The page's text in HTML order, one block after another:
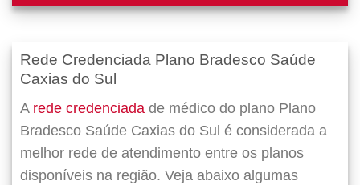
Rede Credenciada Plano Bradesco Saúde
Caxias do Sul
A rede credenciada de médico do plano Plano
Bradesco Saúde Caxias do Sul é considerada a
melhor rede de atendimento entre os planos
disponíveis na região. Veja abaixo algumas